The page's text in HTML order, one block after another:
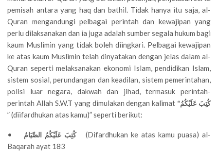
pemisah antara yang haq dan bathil. Tidak hanya itu saja, al-
Quran mengandungi pelbagai perintah dan kewajipan yang
perlu dilaksanakan dan ia juga adalah sumber segala hukum bagi
kaum Muslimin yang tidak boleh diingkari. Pelbagai kewajipan
ke atas kaum Muslimin telah dinyatakan dengan jelas dalam al-
Quran seperti melaksanakan ekonomi Islam, pendidikan Islam,
sistem sosial, perundangan dan keadilan, sistem pemerintahan,
polisi luar negara, dakwah dan jihad, termasuk perintah-
perintah Allah S.W.T yang dimulakan dengan kalimat
“كُتِبَ عَلَيْكُمُ
” (diifardhukan atas kamu)” seperti berikut:
• كُتِبَ عَلَيْكُمُ الصِّيَامُ(Difardhukan ke atas kamu puasa) al-
Baqarah ayat 183